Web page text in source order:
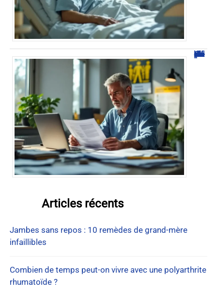
Tableau maladie professionnelle discopathie cervicale : Guide complet
Articles récents
Jambes sans repos : 10 remèdes de grand-mère
infaillibles
Combien de temps peut-on vivre avec une polyarthrite
rhumatoïde ?